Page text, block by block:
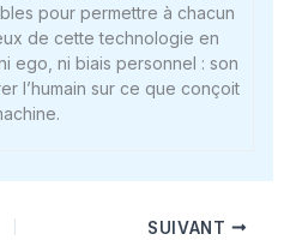
pour permettre à chacun
de cette technologie en
ego, ni biais personnel : son
l’humain sur ce que conçoit
SUIVANT